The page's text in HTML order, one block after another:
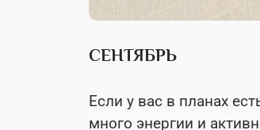
СЕНТЯБРЬ
Если у вас в планах
много энергии и